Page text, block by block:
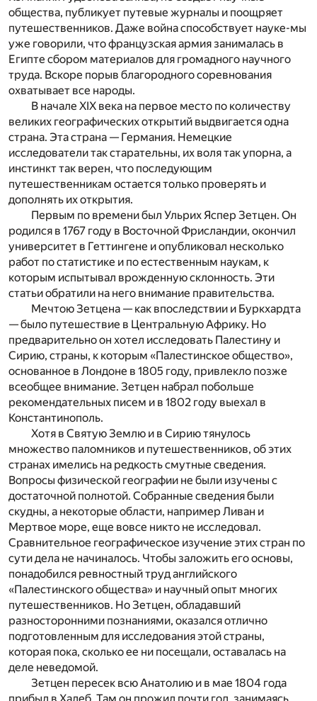
общества, публикует путевые журналы и поощряет
путешественников. Даже война способствует науке-мы
уже говорили, что французская армия занималась в
Египте сбором материалов для громадного научного
труда. Вскоре порыв благородного соревнования
охватывает все народы.
В начале XIX века на первое место по количеству
великих географических открытий выдвигается одна
страна. Эта страна — Германия. Немецкие
исследователи так старательны, их воля так упорна, а
инстинкт так верен, что последующим
путешественникам остается только проверять и
дополнять их открытия.
Первым по времени был Ульрих Яспер Зетцен. Он
родился в 1767 году в Восточной Фрисландии, окончил
университет в Геттингене и опубликовал несколько
работ по статистике и по естественным наукам, к
которым испытывал врожденную склонность. Эти
статьи обратили на него внимание правительства.
Мечтою Зетцена — как впоследствии и Буркхардта
— было путешествие в Центральную Африку. Но
предварительно он хотел исследовать Палестину и
Сирию, страны, к которым «Палестинское общество»,
основанное в Лондоне в 1805 году, привлекло позже
всеобщее внимание. Зетцен набрал побольше
рекомендательных писем и в 1802 году выехал в
Константинополь.
Хотя в Святую Землю и в Сирию тянулось
множество паломников и путешественников, об этих
странах имелись на редкость смутные сведения.
Вопросы физической географии не были изучены с
достаточной полнотой. Собранные сведения были
скудны, а некоторые области, например Ливан и
Мертвое море, еще вовсе никто не исследовал.
Сравнительное географическое изучение этих стран по
сути дела не начиналось. Чтобы заложить его основы,
понадобился ревностный труд английского
«Палестинского общества» и научный опыт многих
путешественников. Но Зетцен, обладавший
разносторонними познаниями, оказался отлично
подготовленным для исследования этой страны,
которая пока, сколько ее ни посещали, оставалась на
деле неведомой.
Зетцен пересек всю Анатолию и в мае 1804 года
прибыл в Халеб. Там он прожил почти год, занимаясь